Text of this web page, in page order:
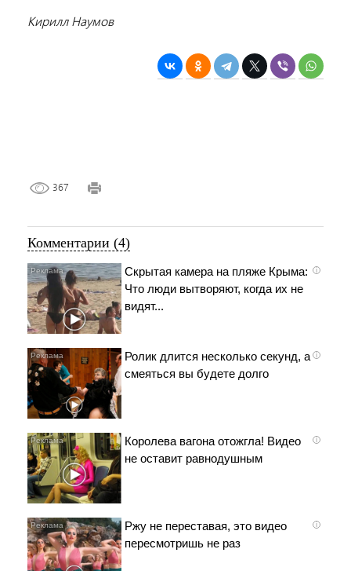
Кирилл Наумов
367
Комментарии (4)
i
Скрытая камера на пляже Крыма:
Что люди вытворяют, когда их не
видят...
i
Ролик длится несколько секунд, а
смеяться вы будете долго
i
Королева вагона отожгла! Видео
не оставит равнодушным
i
Ржу не переставая, это видео
пересмотришь не раз